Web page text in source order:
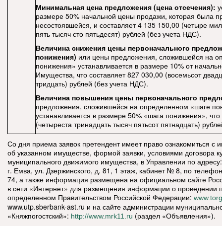
Минимальная цена предложения (цена отсечения):
размере 50% начальной цены продажи, которая была
несостоявшейся, и составляет 4 135 150,00 (четыре
пять тысяч сто пятьдесят) рублей (без учета НДС).
Величина снижения цены первоначального
понижения) или цены предложения, сложившейся на
понижения» устанавливается в размере 10% от
Имущества, что составляет 827 030,00 (восемьсот
тридцать) рублей (без учета НДС).
Величина повышения цены первоначального
предложения, сложившейся на определенном «шаге
устанавливается в размере 50% «шага понижения»,
(четыреста тринадцать тысяч пятьсот пятнадцать)
Со дня приема заявок претендент имеет право ознакомиться с
об указанном имуществе, формой заявки, условиями договора
муниципального движимого имущества, в Управлении по
г. Емва, ул. Дзержинского, д. 81, 1 этаж, кабинет № 8, по
74, а также информация размещена на официальном сайте
в сети «Интернет» для размещения информации о проведении
определенном Правительством Российской Федерации:
www.utp.sberbank-ast.ru и на сайте администрации
«Княжпогостский»: http://www.mrk11.ru (раздел «Объявления»).